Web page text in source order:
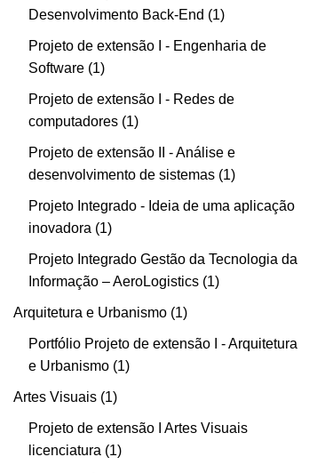
Desenvolvimento Back-End
1
Projeto de extensão I - Engenharia de
Software 1
Projeto de extensão I - Redes de
computadores 1
Projeto de extensão II - Análise e
desenvolvimento de sistemas 1
Projeto Integrado - Ideia de uma aplicação
inovadora
1
Projeto Integrado Gestão da Tecnologia da
Informação – AeroLogistics 1
Arquitetura e Urbanismo 1
Portfólio Projeto de extensão I - Arquitetura
e Urbanismo 1
Artes Visuais 1
Projeto de extensão I Artes Visuais
licenciatura
1